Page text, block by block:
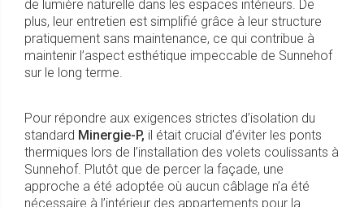
de lumière naturelle dans les espaces intérieurs. De
plus, leur entretien est simplifié grâce à leur structure
pratiquement sans maintenance, ce qui contribue à
maintenir l’aspect esthétique impeccable de Sunnehof
sur le long terme.
Pour répondre aux exigences strictes d’isolation du
standard Minergie-P, il était crucial d’éviter les ponts
thermiques lors de l’installation des volets coulissants à
Sunnehof. Plutôt que de percer la façade, une
approche a été adoptée où aucun câblage n’a été
nécessaire à l’intérieur des appartements pour la